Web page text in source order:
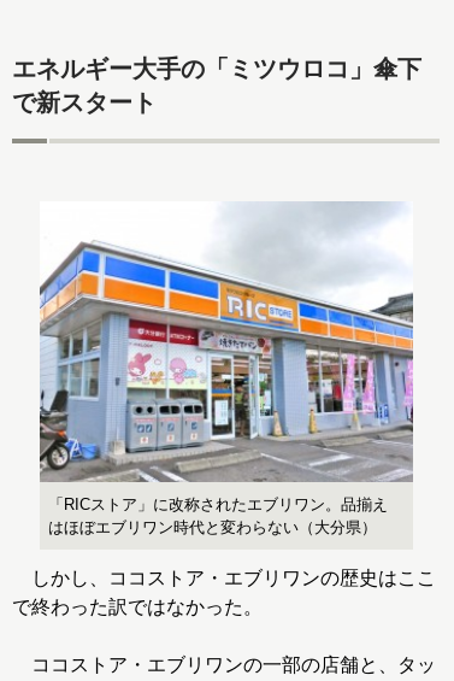
エネルギー大手の「ミツウロコ」傘下
で新スタート
「RICストア」に改称されたエブリワン。品揃え
はほぼエブリワン時代と変わらない（大分県）
しかし、ココストア・エブリワンの歴史はここ
で終わった訳ではなかった。
ココストア・エブリワンの一部の店舗と、タッ